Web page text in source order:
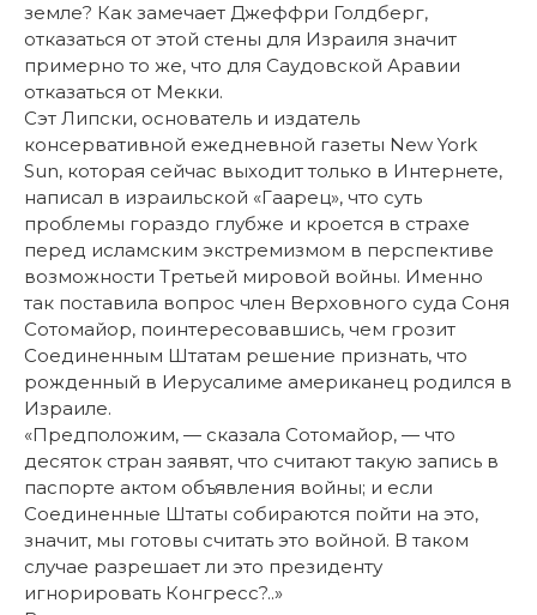
земле? Как замечает Джеффри Голдберг,
отказаться от этой стены для Израиля значит
примерно то же, что для Саудовской Аравии
отказаться от Мекки.
Сэт Липски, основатель и издатель
консервативной ежедневной газеты New York
Sun, которая сейчас выходит только в Интернете,
написал в израильской «Гаарец», что суть
проблемы гораздо глубже и кроется в страхе
перед исламским экстремизмом в перспективе
возможности Третьей мировой войны. Именно
так поставила вопрос член Верховного суда Соня
Сотомайор, поинтересовавшись, чем грозит
Соединенным Штатам решение признать, что
рожденный в Иерусалиме американец родился в
Израиле.
«Предположим, — сказала Сотомайор, — что
десяток стран заявят, что считают такую запись в
паспорте актом объявления войны; и если
Соединенные Штаты собираются пойти на это,
значит, мы готовы считать это войной. В таком
случае разрешает ли это президенту
игнорировать Конгресс?..»